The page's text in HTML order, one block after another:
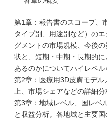
第1章：報告書のスコープ、
タイプ別、用途別など）の
グメントの市場規模、今後
状と、短期・中期・長期的
あるのかについてハイレベル
第2章：医療用3D皮膚モデ
上、市場シェアなどの詳細分
第3章：地域レベル、国レベ
と収益分析。各地域と主要